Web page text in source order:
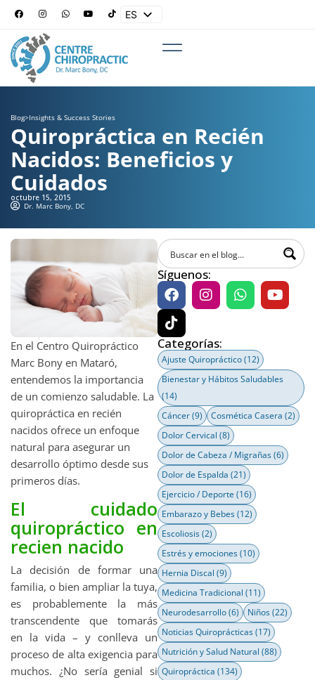
ES
Blog>Insights & Success Stories
Quiropráctica en Recién
Nacidos: Beneficios y
Cuidados
octubre 15, 2015
Dr. Marc Bony, DC
En el Centro Quiropráctico
Marc Bony en Mataró,
entendemos la importancia
de un comienzo saludable. La
quiropráctica en recién
nacidos ofrece un enfoque
natural para asegurar un
desarrollo óptimo desde sus
primeros días.
El cuidado
quiropráctico en
recien nacido
La decisión de formar una
familia, o bien ampliar la tuya,
es probablemente la más
transcendente que tomarás
en la vida – y conlleva un
proceso de alta exigencia para
muchos. ¿No sería genial si
Síguenos:
Categorías:
Ajuste Quiropráctico(12)
Bienestar y Hábitos Saludables
(14)
Cáncer(9) Cosmética Casera (2)
Dolor Cervical (8)
Dolor de Cabeza / Migrañas(6)
Dolor de Espalda (21)
Ejercicio / Deporte (16)
Embarazo y Bebes(12)
Escoliosis(2)
Estrés y emociones(10)
Hernia Discal (9)
Medicina Tradicional (11)
Neurodesarrollo(6) Niños(22)
Noticias Quiroprácticas(17)
Nutrición y Salud Natural (88)
Quiropráctica (134)